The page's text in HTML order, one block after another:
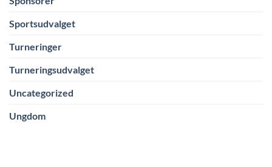
Sportsudvalget
Turneringer
Turneringsudvalget
Uncategorized
Ungdom